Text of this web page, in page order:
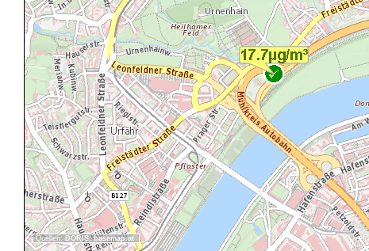
Quellen: DORIS,basemap.at